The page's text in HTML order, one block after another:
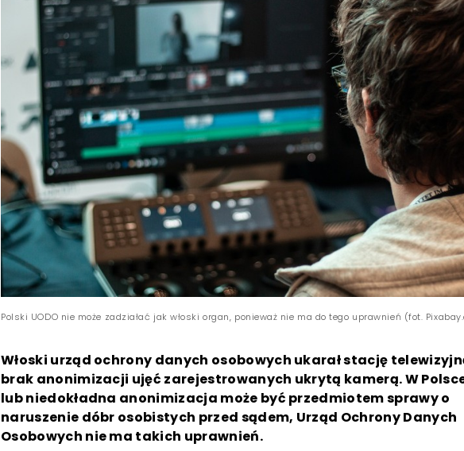
Polski UODO nie może zadziałać jak włoski organ, ponieważ nie ma do tego uprawnień (fot.
Włoski urząd ochrony danych osobowych ukarał stację
brak anonimizacji ujęć zarejestrowanych ukrytą kamerą. W
lub niedokładna anonimizacja może być przedmiotem sprawy o
naruszenie dóbr osobistych przed sądem, Urząd Ochrony Danych
Osobowych nie ma takich uprawnień.